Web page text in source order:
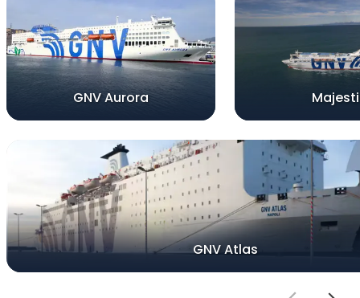
GNV Aurora
GNV Atlas